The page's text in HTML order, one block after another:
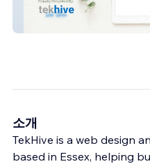
Naturally You Nutrition
소개
TekHive is a web design
based in Essex, helping